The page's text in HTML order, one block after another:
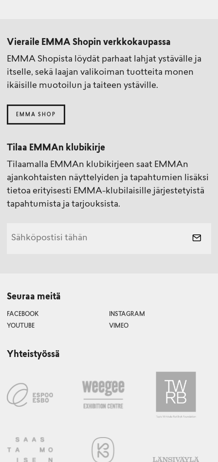
Vieraile EMMA Shopin verkkokaupassa
EMMA Shopista löydät parhaat lahjat ystävälle ja
itselle, sekä laajan valikoiman tuotteita monen
ikäisille muotoilun ja taiteen ystäville.
EMMA SHOP
Tilaa EMMAn klubikirje
Tilaamalla EMMAn klubikirjeen saat EMMAn
ajankohtaisten näyttelyiden ja tapahtumien lisäksi
tietoa erityisesti EMMA-klubilaisille järjestetyistä
tapahtumista ja tarjouksista.
Seuraa meitä
FACEBOOK
INSTAGRAM
YOUTUBE
VIMEO
Yhteistyössä